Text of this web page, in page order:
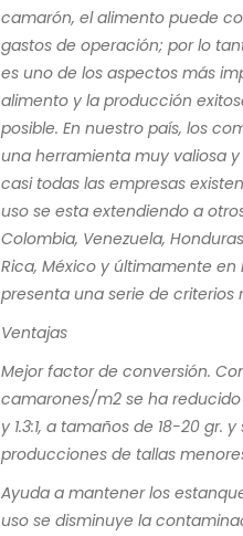
camarón, el alimento puede
gastos de operación; por lo
es uno de los aspectos más
alimento y la producción
posible. En nuestro país, los
una herramienta muy valiosa
casi todas las empresas
uso se esta extendiendo a
Colombia, Venezuela,
Rica, México y últimamente
presenta una serie de criterios
Ventajas
Mejor factor de conversión.
camarones/m2 se ha reducido
y 1.3:1, a tamaños de 18-20 gr.
producciones de tallas menores
Ayuda a mantener los
uso se disminuye la